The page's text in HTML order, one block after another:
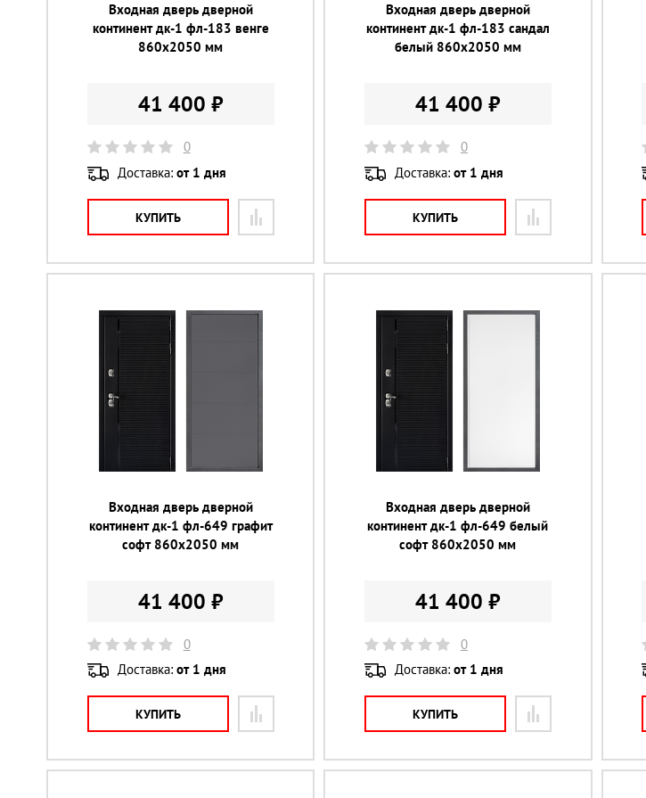
Входная дверь дверной
континент дк-1 фл-183 венге
860х2050 мм
41 400 ₽
0
Доставка: от 1 дня
КУПИТЬ
Входная дверь дверной
континент дк-1 фл-183 сандал
белый 860х2050 мм
41 400 ₽
0
Доставка: от 1 дня
КУПИТЬ
Входная дверь дверной
континент дк-1 фл-649 графит
софт 860х2050 мм
41 400 ₽
0
Доставка: от 1 дня
КУПИТЬ
Входная дверь дверной
континент дк-1 фл-649 белый
софт 860х2050 мм
41 400 ₽
0
Доставка: от 1 дня
КУПИТЬ